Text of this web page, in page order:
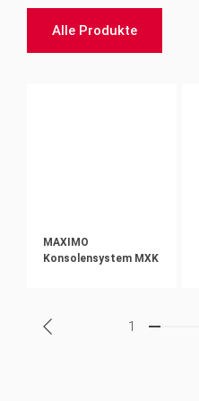
Alle Produkte
MAXIMO
Konsolensystem MXK
1